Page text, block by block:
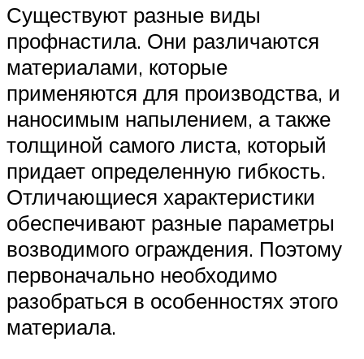
Существуют разные виды
профнастила. Они различаются
материалами, которые
применяются для производства, и
наносимым напылением, а также
толщиной самого листа, который
придает определенную гибкость.
Отличающиеся характеристики
обеспечивают разные параметры
возводимого ограждения. Поэтому
первоначально необходимо
разобраться в особенностях этого
материала.